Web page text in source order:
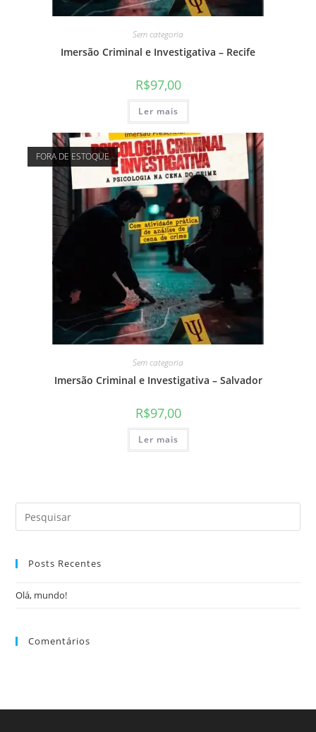
Sem categoria
Imersão Criminal e Investigativa – Recife
R$97,00
Ler mais
FORA DE ESTOQUE
Sem categoria
Imersão Criminal e Investigativa – Salvador
R$97,00
Ler mais
Posts Recentes
Olá, mundo!
Comentários